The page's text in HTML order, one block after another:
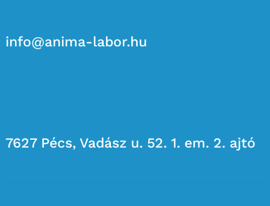
info@anima-labor.hu
7627 Pécs, Vadász u. 52. 1. em. 2. ajtó